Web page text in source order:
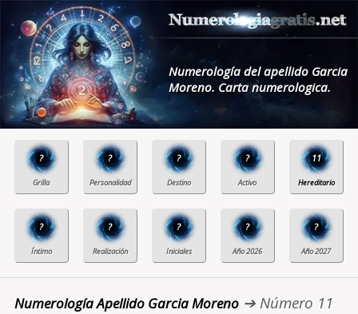
Numerología del apellido Garcia
Moreno. Carta numerologica.
? ? ? ? 11
? ? ? ? ?
Numerología Apellido Garcia Moreno➔ Número 11